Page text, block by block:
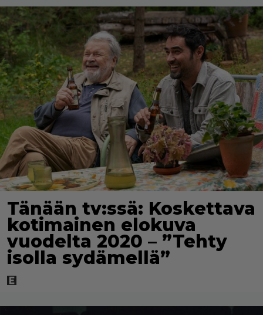
Tänään tv:ssä: Koskettava
kotimainen elokuva
vuodelta 2020 – ”Tehty
isolla sydämellä”